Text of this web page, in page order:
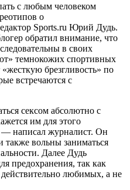
с любым человеком
о
Sports.ru Юрий Дудь.
обратил внимание, что
в своих
темнокожих спортивных
брезгливость» по
встречаются с
сексом абсолютно с
им для этого
— написал журналист. Он
вольны заниматься
Далее Дудь
предохранения, так как
действительно любимых, а не